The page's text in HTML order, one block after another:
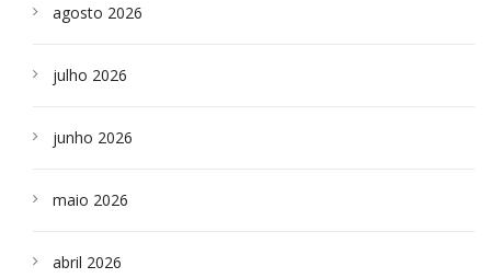
agosto 2026
julho 2026
junho 2026
maio 2026
abril 2026